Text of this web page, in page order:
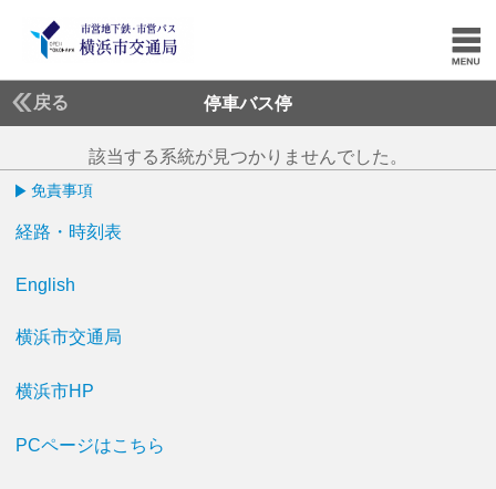
戻る 停車バス停
該当する系統が見つかりませんでした。
免責事項
経路・時刻表
English
横浜市交通局
横浜市HP
PCページはこちら